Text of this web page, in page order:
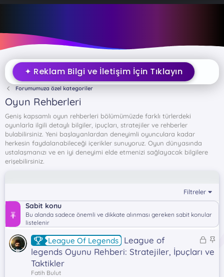
✦ Reklam Bilgi ve İletişim İçin Tıklayın
Forumumuza özel kategoriler
Oyun Rehberleri
Geniş kapsamlı oyun rehberleri bölümümüzde farklı türlerdeki
oyunlarla ilgili detaylı bilgiler, ipuçları, stratejiler ve rehberler
bulabilirsiniz. Yeni başlayanlardan deneyimli oyunculara kadar
herkesin faydalanabileceği içerikler sunuyoruz. Oyun dünyasında
ustalaşmanızı ve en iyi deneyimi elde etmenizi sağlayacak bilgilere
erişebilirsiniz.
Filtreler
Sabit konu
Bu alanda sadece önemli ve dikkate alınması gereken sabit konular
listelenir
K
i
S
League Of Legends
League of
legends Oyunu Rehberi: Stratejiler, İpuçları ve
Taktikler
Fatih Bulut